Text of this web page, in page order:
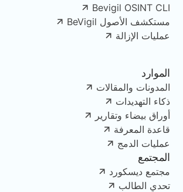
Bevigil OSINT CLI
مستكشف الأصول BeVigil
عمليات الإزالة
الموارد
المدونات والمقالات
ذكاء التهديدات
أوراق بيضاء وتقارير
قاعدة المعرفة
عمليات الدمج
المجتمع
مجتمع ديسكورد
تحدي الطالب